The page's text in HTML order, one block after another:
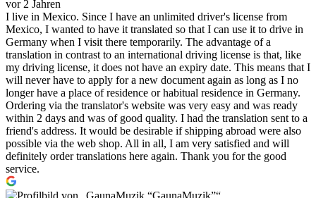
vor 2 Jahren
I live in Mexico. Since I have an unlimited driver's license from
Mexico, I wanted to have it translated so that I can use it to drive in
Germany when I visit there temporarily. The advantage of a
translation in contrast to an international driving license is that, like
my driving license, it does not have an expiry date. This means that I
will never have to apply for a new document again as long as I no
longer have a place of residence or habitual residence in Germany.
Ordering via the translator's website was very easy and was ready
within 2 days and was of good quality. I had the translation sent to a
friend's address. It would be desirable if shipping abroad were also
possible via the web shop. All in all, I am very satisfied and will
definitely order translations here again. Thank you for the good
service.